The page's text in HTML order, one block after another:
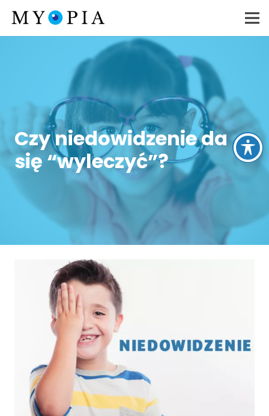
Czy niedowidzenie da
się “wyleczyć”?